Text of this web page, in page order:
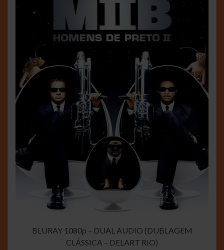
BLURAY 1080p – DUAL AUDIO (DUBLAGEM
CLÁSSICA – DELART RIO)